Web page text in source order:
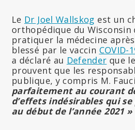
Le Dr Joel Wallskog est un
orthopédique du Wisconsin
pratiquer la médecine
blessé par le vaccin COVID-
a déclaré au Defender que
prouvent que les
publique, y compris M.
parfaitement au courant
d’effets indésirables qui
au début de l’année 2021 »